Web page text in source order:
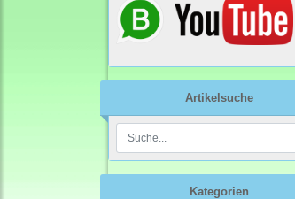
Artikelsuche
Kategorien